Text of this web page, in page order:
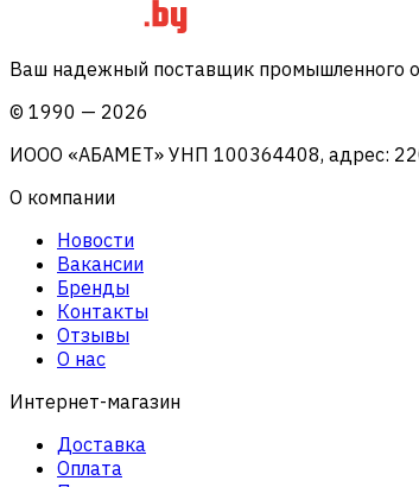
Ваш надежный поставщик промышленного
© 1990 — 2026
ИООО «АБАМЕТ» УНП 100364408, адрес:
О компании
Новости
Вакансии
Бренды
Контакты
Отзывы
О нас
Интернет-магазин
Доставка
Оплата